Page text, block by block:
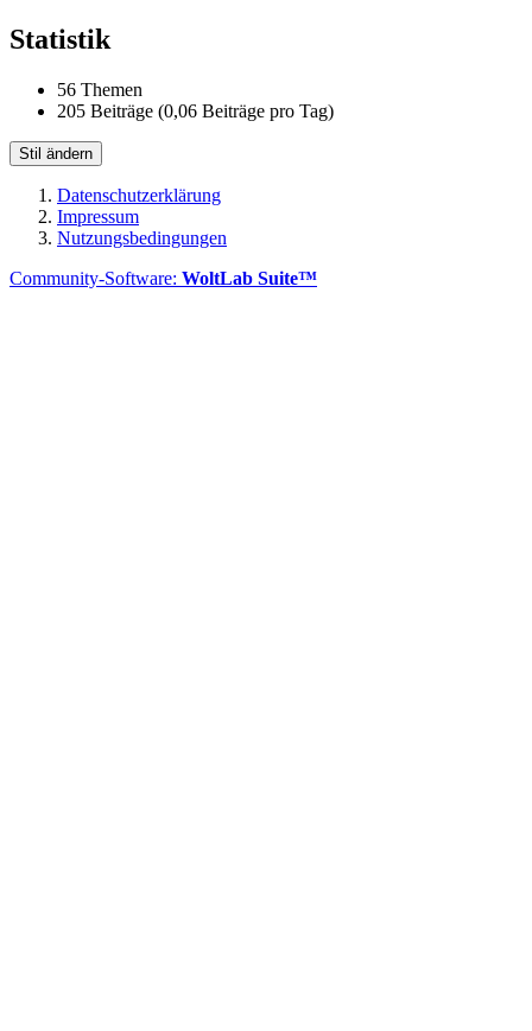
Statistik
56 Themen
205 Beiträge (0,06 Beiträge pro Tag)
Stil ändern
Datenschutzerklärung
Impressum
Nutzungsbedingungen
Community-Software: WoltLab Suite™